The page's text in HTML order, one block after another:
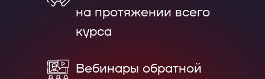
на протяжении всего
курса
Вебинары обратной